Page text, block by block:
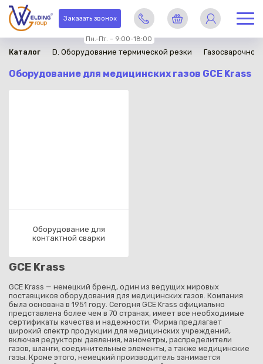
Заказать звонок
Пн.-Пт. – 9:00-18:00
Каз
Каталог D. Оборудование термической резки
Оборудование для медицинских газов GCE Krass
Оборудование для
контактной сварки
GCE Krass
GCE Krass — немецкий бренд, один из ведущих мировых
поставщиков оборудования для медицинских газов. Компания
была основана в 1951 году. Сегодня GCE Krass официально
представлена более чем в 70 странах, имеет все необходимые
сертификаты качества и надежности. Фирма предлагает
широкий спектр продукции для медицинских учреждений,
включая редукторы давления, манометры, распределители
газов, шланги, соединительные элементы, а также медицинские
газы. Кроме этого, немецкий производитель занимается